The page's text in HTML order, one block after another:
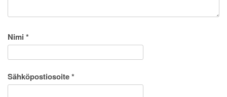
Nimi *
Sähköpostiosoite*